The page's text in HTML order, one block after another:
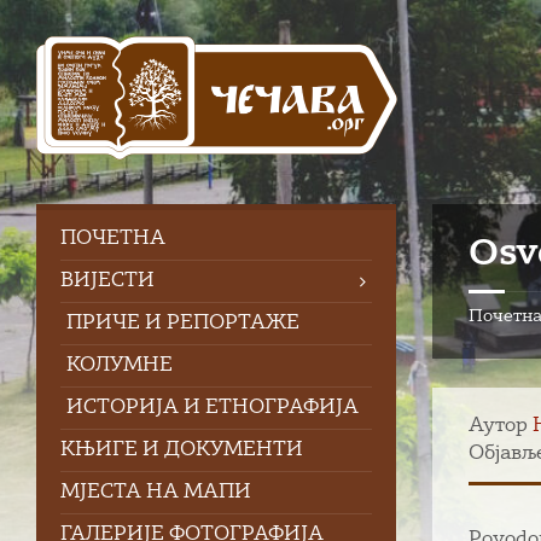
Skip
content
Skip
left
sidebar
Skip
footer
Почетна
Аутор
ПOЧЕТНА
ВИЈЕСТИ
ПРИЧЕ И РЕПОРТАЖЕ
КОЛУМНЕ
ИСТОРИЈА И ЕТНОГРАФИЈА
КЊИГЕ И ДОКУМЕНТИ
МЈЕСТА НА МАПИ
ГАЛЕРИЈЕ ФОТОГРАФИЈА